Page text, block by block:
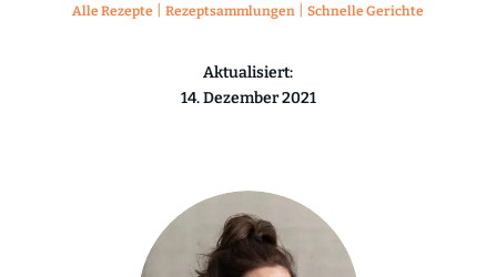
Alle Rezepte |Rezeptsammlungen |Schnelle Gerichte
Aktualisiert:
14. Dezember 2021